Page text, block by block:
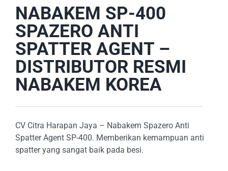
FOR:
NABAKEM SP-400
SPAZERO ANTI
SPATTER AGENT –
DISTRIBUTOR RESMI
NABAKEM KOREA
CV Citra Harapan Jaya – Nabakem Spazero Anti
Spatter Agent SP-400. Memberikan kemampuan anti
spatter yang sangat baik pada besi.